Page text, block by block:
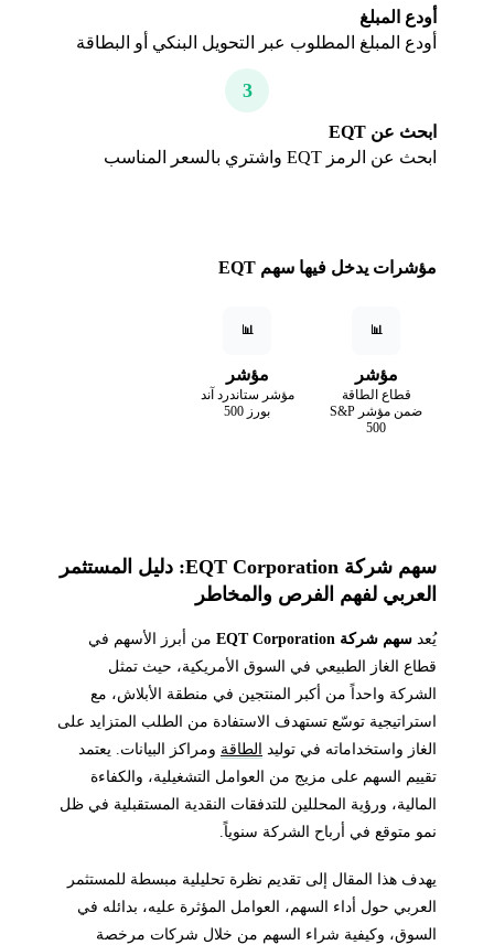
أودع المبلغ
أودع المبلغ المطلوب عبر التحويل البنكي أو البطاقة
3
ابحث عن EQT
ابحث عن الرمز EQT واشتري بالسعر المناسب
مؤشرات يدخل فيها سهم EQT
📊
مؤشر
قطاع الطاقة
ضمن مؤشر S&P
500
📊
مؤشر
مؤشر ستاندرد آند
بورز 500
سهم شركة EQT Corporation: دليل المستثمر
العربي لفهم الفرص والمخاطر
يُعد سهم شركة EQT Corporation
من أبرز الأسهم في
قطاع الغاز الطبيعي في السوق الأمريكية، حيث تمثل
الشركة واحداً من أكبر المنتجين في منطقة الأبلاش، مع
استراتيجية توسّع تستهدف الاستفادة من الطلب المتزايد على
الغاز واستخداماته في توليد الطاقةومراكز البيانات. يعتمد
تقييم السهم على مزيج من العوامل التشغيلية، والكفاءة
المالية، ورؤية المحللين للتدفقات النقدية المستقبلية في ظل
نمو متوقع في أرباح الشركة سنوياً.
يهدف هذا المقال إلى تقديم نظرة تحليلية مبسطة للمستثمر
العربي حول أداء السهم، العوامل المؤثرة عليه، بدائله في
السوق، وكيفية شراء السهم من خلال شركات مرخصة